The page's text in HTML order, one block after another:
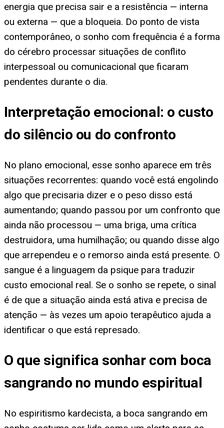
energia que precisa sair e a resistência — interna
ou externa — que a bloqueia. Do ponto de vista
contemporâneo, o sonho com frequência é a forma
do cérebro processar situações de conflito
interpessoal ou comunicacional que ficaram
pendentes durante o dia.
Interpretação emocional: o custo
do silêncio ou do confronto
No plano emocional, esse sonho aparece em três
situações recorrentes: quando você está engolindo
algo que precisaria dizer e o peso disso está
aumentando; quando passou por um confronto que
ainda não processou — uma briga, uma crítica
destruidora, uma humilhação; ou quando disse algo
que arrependeu e o remorso ainda está presente. O
sangue é a linguagem da psique para traduzir
custo emocional real. Se o sonho se repete, o sinal
é de que a situação ainda está ativa e precisa de
atenção — às vezes um apoio terapêutico ajuda a
identificar o que está represado.
O que significa sonhar com boca
sangrando no mundo espiritual
No espiritismo kardecista, a boca sangrando em